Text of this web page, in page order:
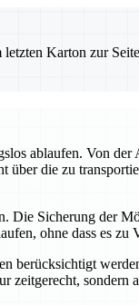
Karton zur
ablaufen. Von
die zu
Die Sicherung der
ohne dass es zu
berücksichtigt
sondern